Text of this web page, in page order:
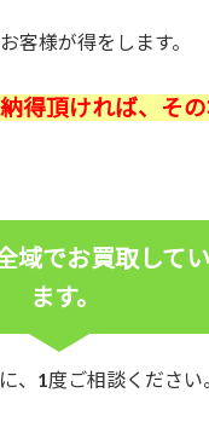
客様が得をします。
得頂ければ、その
域でお買取して
ます。
、1度ご相談ください